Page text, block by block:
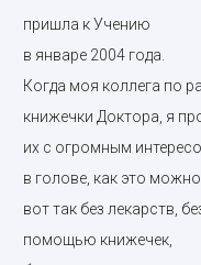
пришла к Учению
в январе 2004 года.
Когда моя коллега по
книжечки Доктора, я
их с огромным
в голове, как это можно
вот так без лекарств,
помощью книжечек,